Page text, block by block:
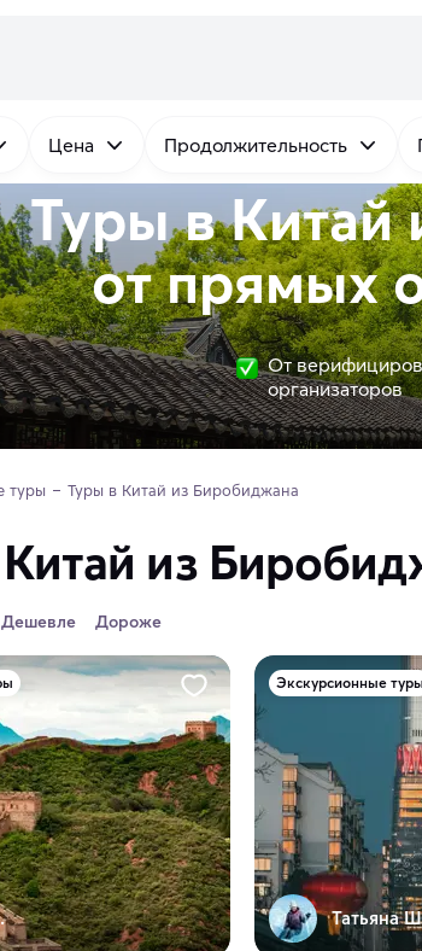
Цена Продолжительность
Туры в Китай
отпрямых
От
организаторов
туры Туры в Китай из Биробиджана
из
Дешевле Дороже
Экскурсионные туры
Татьяна